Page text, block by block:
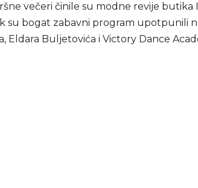
večeri činile su modne revije butika
su bogat zabavni program upotpunili
Eldara Buljetovića i Victory Dance